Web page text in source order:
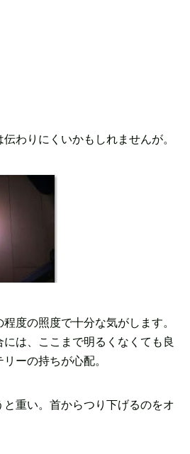
わりにくいかもしれませんが。
度の照度で十分な気がします。
は、ここまで明るくなくても良
ーの持ちが心配。
重い。首からつり下げるのをオ